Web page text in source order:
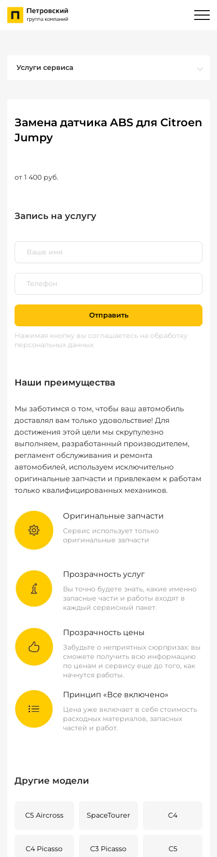
Услуги сервиса
Замена датчика ABS для Citroen
Jumpy
от 1 400 руб.
Запись на услугу
Отправить
Нажимая кнопку вы соглашаетесь на обработку
персональных данных
Наши преимущества
Мы заботимся о том, чтобы ваш автомобиль
доставлял вам только удовольствие! Для
достижения этой цели мы скрупулезно
выполняем, разработанный производителем,
регламент обслуживания и ремонта
автомобилей, используем исключительно
оригинальные запчасти и привлекаем к работам
только квалифицированных механиков.
Оригинальные запчасти
Сервис использует только
оригинальные запчасти
Прозрачность услуг
Вы точно будете знать, какие именно
запасные части и работы входят в
каждый сервисный пакет.
Прозрачность цены
Забудьте о неприятных сюрпризах: вы
сможете получить всю информацию
по ценам и сервису еще до того, как
начнутся работы.
Принцип «Все включено»
Цена уже включает в себя стоимость
расходных материалов, запасных
частей и работ.
Другие модели
C5 Aircross SpaceTourer C4
C4 Picasso C3 Picasso C5